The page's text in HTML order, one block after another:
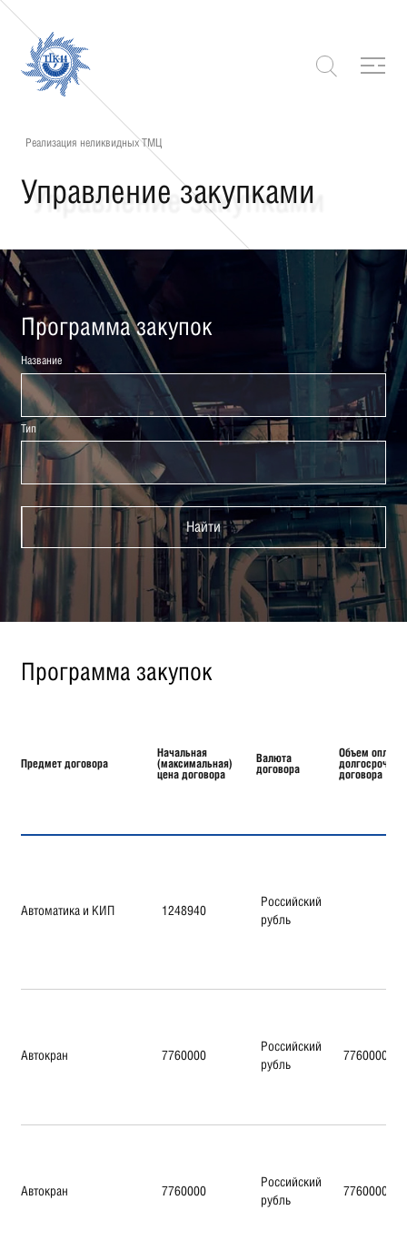
Реализация неликвидных ТМЦ
Управление закупками
Программа закупок
Название
Тип
Найти
Программа закупок
Предмет договора
Начальная
(максимальная)
цена договора
Валюта
договора
Объем оплаты
договора
Автоматика и КИП 1248940
Российский
рубль
Автокран 7760000
Российский
рубль
7760000
Автокран 7760000
Российский
рубль
7760000